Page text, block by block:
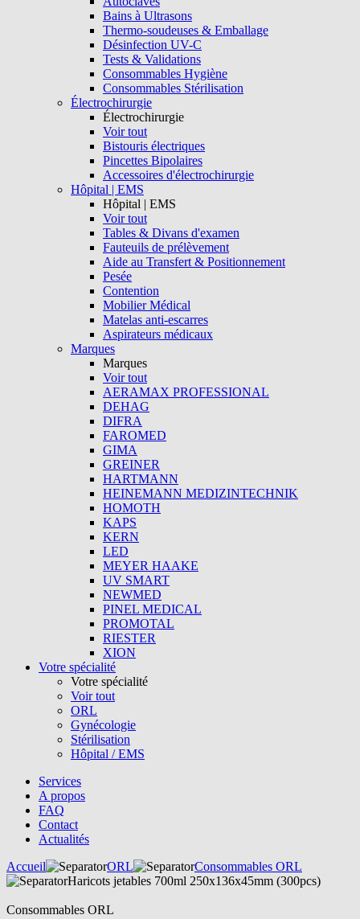
Bains à Ultrasons
Thermo-soudeuses & Emballage
Désinfection UV-C
Tests & Validations
Consommables Hygiène
Consommables Stérilisation
Électrochirurgie
Électrochirurgie
Voir tout
Bistouris électriques
Pincettes Bipolaires
Accessoires d'électrochirurgie
Hôpital | EMS
Hôpital | EMS
Voir tout
Tables & Divans d'examen
Fauteuils de prélèvement
Aide au Transfert & Positionnement
Pesée
Contention
Mobilier Médical
Matelas anti-escarres
Aspirateurs médicaux
Marques
Marques
Voir tout
AERAMAX PROFESSIONAL
DEHAG
DIFRA
FAROMED
GIMA
GREINER
HARTMANN
HEINEMANN MEDIZINTECHNIK
HOMOTH
KAPS
KERN
LED
MEYER HAAKE
UV SMART
NEWMED
PINEL MEDICAL
PROMOTAL
RIESTER
XION
Votre spécialité
Votre spécialité
Voir tout
ORL
Gynécologie
Stérilisation
Hôpital / EMS
Services
A propos
FAQ
Contact
Actualités
Accueil
ORL
Consommables ORL
Haricots jetables 700ml 250x136x45mm (300pcs)
Consommables ORL